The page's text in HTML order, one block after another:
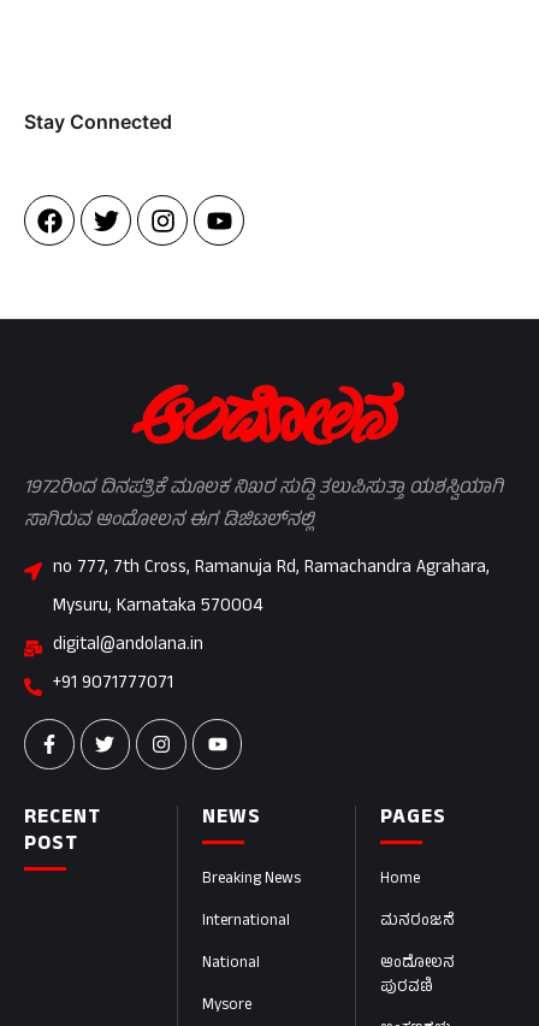
Stay Connected​
PAGES
Home
ಮನರಂಜನೆ
ಆಂದೋಲನ
ಪುರವಣಿ
NEWS
Breaking News
International
National
Mysore
RECENT
POST
1972ರಿಂದ ದಿನಪತ್ರಿಕೆ ಮೂಲಕ ನಿಖರ ಸುದ್ದಿ ತಲುಪಿಸುತ್ತಾ ಯಶಸ್ವಿಯಾಗಿ
ಸಾಗಿರುವ ಆಂದೋಲನ ಈಗ ಡಿಜಿಟಲ್‌ನಲ್ಲಿ
no 777, 7th Cross, Ramanuja Rd, Ramachandra Agrahara,
Mysuru, Karnataka 570004
digital@andolana.in
+91 9071777071